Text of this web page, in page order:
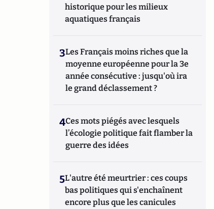
historique pour les milieux
aquatiques français
3Les Français moins riches que la
moyenne européenne pour la 3e
année consécutive : jusqu'où ira
le grand déclassement ?
4Ces mots piégés avec lesquels
l’écologie politique fait flamber la
guerre des idées
5L'autre été meurtrier : ces coups
bas politiques qui s'enchaînent
encore plus que les canicules